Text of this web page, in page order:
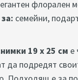
флорален
семейни,
19 х 25 см е
да подредят